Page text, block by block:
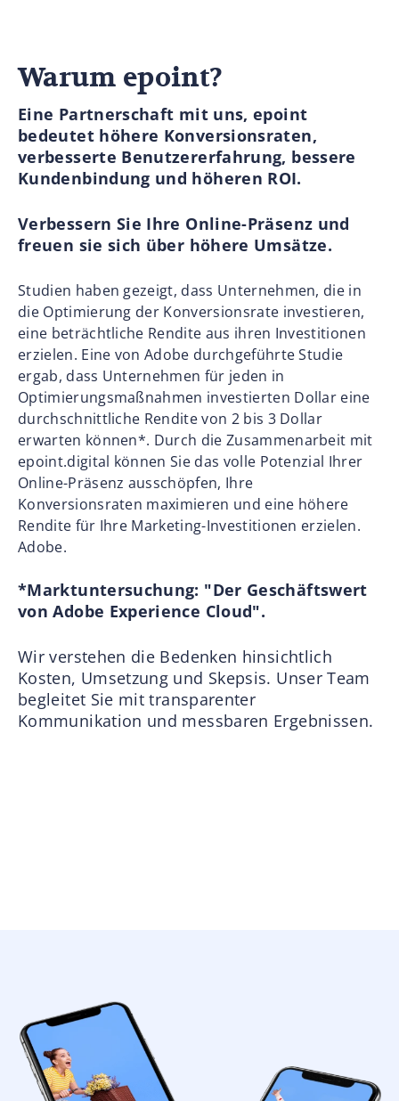
Warum epoint?
Eine Partnerschaft mit uns, epoint
bedeutet höhere Konversionsraten,
verbesserte Benutzererfahrung, bessere
Kundenbindung und höheren ROI.
Verbessern Sie Ihre Online-Präsenz und
freuen sie sich über höhere Umsätze.
Studien haben gezeigt, dass Unternehmen, die in
die Optimierung der Konversionsrate investieren,
eine beträchtliche Rendite aus ihren Investitionen
erzielen. Eine von Adobe durchgeführte Studie
ergab, dass Unternehmen für jeden in
Optimierungsmaßnahmen investierten Dollar eine
durchschnittliche Rendite von 2 bis 3 Dollar
erwarten können*. Durch die Zusammenarbeit mit
epoint.digital können Sie das volle Potenzial Ihrer
Online-Präsenz ausschöpfen, Ihre
Konversionsraten maximieren und eine höhere
Rendite für Ihre Marketing-Investitionen erzielen.
Adobe.
*Marktuntersuchung: "Der Geschäftswert
von Adobe Experience Cloud".
Wir verstehen die Bedenken hinsichtlich
Kosten, Umsetzung und Skepsis. Unser Team
begleitet Sie mit transparenter
Kommunikation und messbaren Ergebnissen.